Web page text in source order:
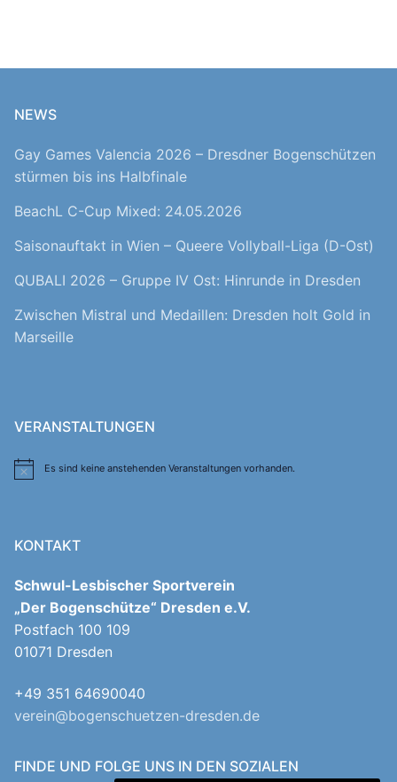
NEWS
Gay Games Valencia 2026 – Dresdner Bogenschützen
stürmen bis ins Halbfinale
BeachL C-Cup Mixed: 24.05.2026
Saisonauftakt in Wien – Queere Vollyball-Liga (D-Ost)
QUBALI 2026 – Gruppe IV Ost: Hinrunde in Dresden
Zwischen Mistral und Medaillen: Dresden holt Gold in
Marseille
VERANSTALTUNGEN
HinweisEs sind keine anstehenden Veranstaltungen vorhanden.
KONTAKT
Schwul-Lesbischer Sportverein
„Der Bogenschütze“ Dresden e.V.
Postfach 100 109
01071 Dresden
+49 351 64690040
verein@bogenschuetzen-dresden.de
FINDE UND FOLGE UNS IN DEN SOZIALEN